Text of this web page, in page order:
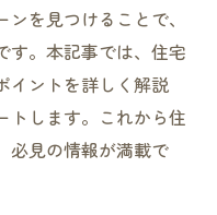
を見つけることで、
す。本記事では、住宅
イントを詳しく解説
トします。これから住
必見の情報が満載で